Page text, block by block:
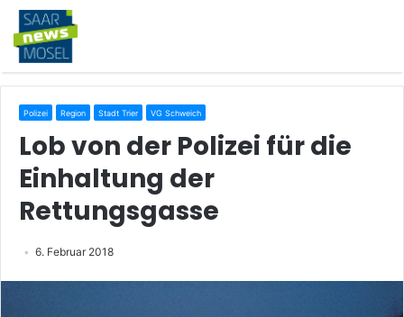
Polizei Region Stadt Trier VG Schweich
Lob von der Polizei für die
Einhaltung der
Rettungsgasse
6. Februar 2018